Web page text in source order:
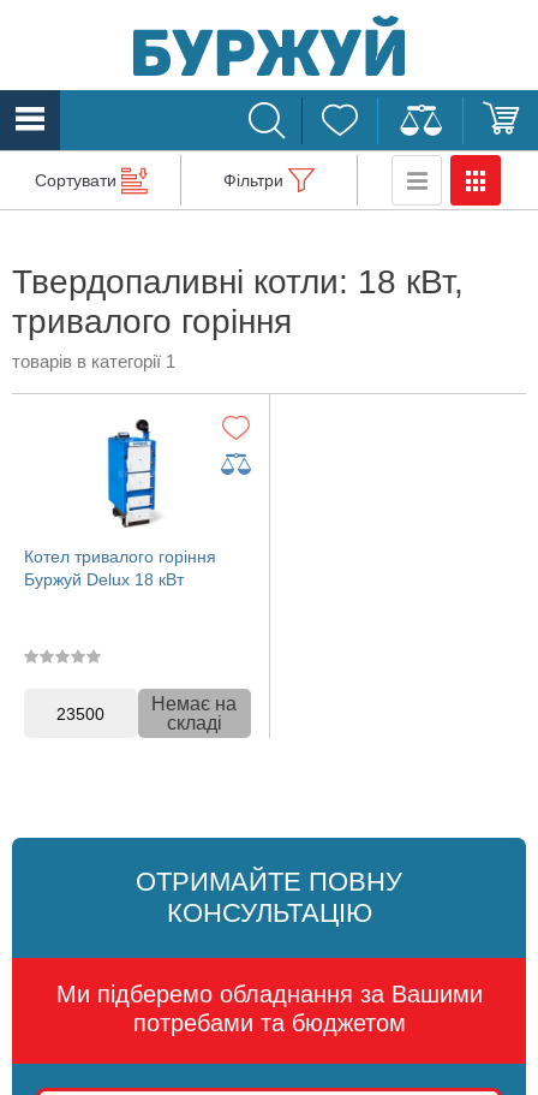
Сортувати Фільтри
Твердопаливні котли: 18 кВт,
тривалого горіння
товарів в категорії 1
Котел тривалого горіння
Буржуй Delux 18 кВт
23500
Немає на
складі
ОТРИМАЙТЕ ПОВНУ
КОНСУЛЬТАЦІЮ
Ми підберемо обладнання за Вашими
потребами та бюджетом